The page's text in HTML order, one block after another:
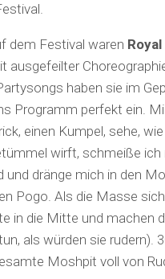
dem Festival waren
ausgefeilter
haben sie im
Programm perfekt ein.
einen Kumpel, sehe,
wirft, schmeiße ich
und dränge mich in den
Pogo. Als die Masse
in die Mitte und machen
als würden sie rudern).
Moshpit voll von